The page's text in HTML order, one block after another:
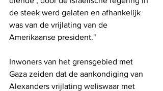
de steek werd gelaten en afhankelijk
was van de vrijlating van de
Amerikaanse president."
Inwoners van het grensgebied met
Gaza zeiden dat de aankondiging van
Alexanders vrijlating weliswaar met